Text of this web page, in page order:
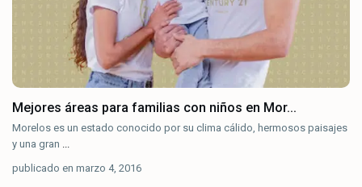
Mejores áreas para familias con niños en Mor...
Morelos es un estado conocido por su clima cálido, hermosos paisajes
y una gran ...
publicado en marzo 4, 2016